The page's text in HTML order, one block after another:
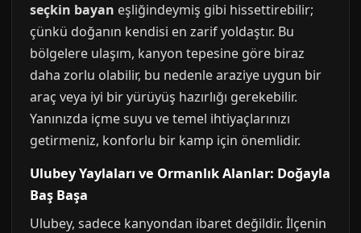
seçkin bayan eşliğindeymiş gibi hissettirebilir;
çünkü doğanın kendisi en zarif yoldaştır. Bu
bölgelere ulaşım, kanyon tepesine göre biraz
daha zorlu olabilir, bu nedenle araziye uygun bir
araç veya iyi bir yürüyüş hazırlığı gerekebilir.
Yanınızda içme suyu ve temel ihtiyaçlarınızı
getirmeniz, konforlu bir kamp için önemlidir.
Ulubey Yaylaları ve Ormanlık Alanlar: Doğayla
Baş Başa
Ulubey, sadece kanyondan ibaret değildir. İlçenin